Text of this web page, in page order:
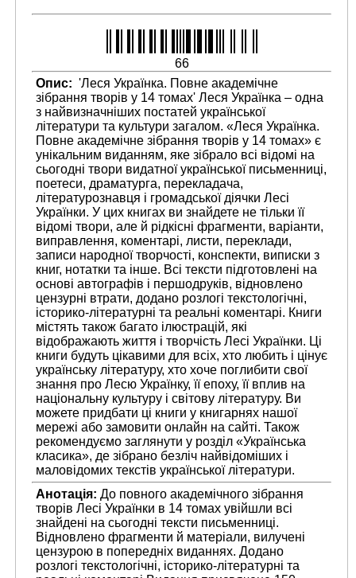
66
Опис: 'Леся Українка. Повне академічне
зібрання творів у 14 томах' Леся Українка – одна
з найвизначніших постатей української
літератури та культури загалом. «Леся Українка.
Повне академічне зібрання творів у 14 томах» є
унікальним виданням, яке зібрало всі відомі на
сьогодні твори видатної української письменниці,
поетеси, драматурга, перекладача,
літературознавця і громадської діячки Лесі
Українки. У цих книгах ви знайдете не тільки її
відомі твори, але й рідкісні фрагменти, варіанти,
виправлення, коментарі, листи, переклади,
записи народної творчості, конспекти, виписки з
книг, нотатки та інше. Всі тексти підготовлені на
основі автографів і першодруків, відновлено
цензурні втрати, додано розлогі текстологічні,
історико-літературні та реальні коментарі. Книги
містять також багато ілюстрацій, які
відображають життя і творчість Лесі Українки. Ці
книги будуть цікавими для всіх, хто любить і цінує
українську літературу, хто хоче поглибити свої
знання про Лесю Українку, її епоху, її вплив на
національну культуру і світову літературу. Ви
можете придбати ці книги у книгарнях нашої
мережі або замовити онлайн на сайті. Також
рекомендуємо заглянути у розділ «Українська
класика», де зібрано безліч найвідоміших і
маловідомих текстів української літератури.
Анотація: До повного академічного зібрання
творів Лесі Українки в 14 томах увійшли всі
знайдені на сьогодні тексти письменниці.
Відновлено фрагменти й матеріали, вилучені
цензурою в попередніх виданнях. Додано
розлогі текстологічні, історико-літературні та